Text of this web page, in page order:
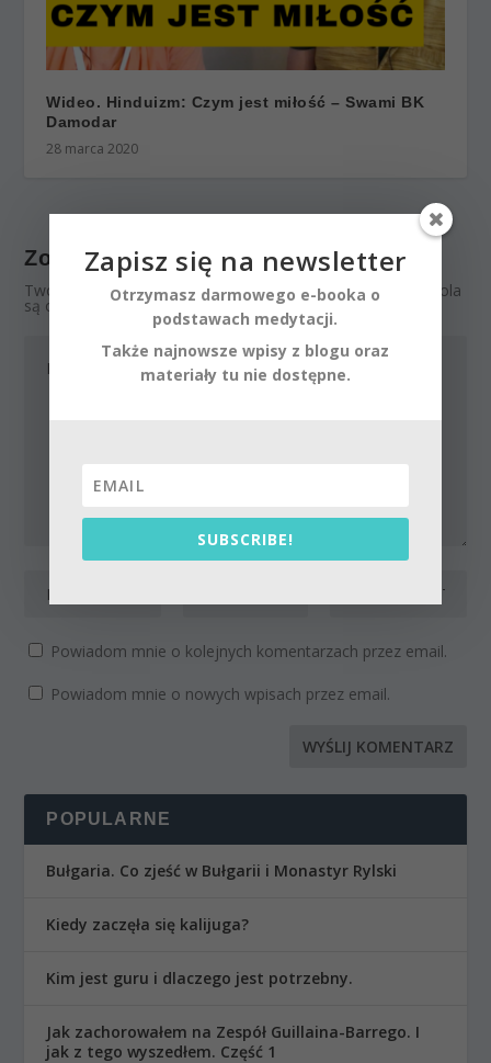
Wideo. Hinduizm: Czym jest miłość – Swami BK
Damodar
28 marca 2020
Zostaw odpowiedź
Twój adres email nie zostanie opublikowany. Wymagane pola
są oznaczone*
Powiadom mnie o kolejnych komentarzach przez email.
Powiadom mnie o nowych wpisach przez email.
POPULARNE
Bułgaria. Co zjeść w Bułgarii i Monastyr Rylski
Kiedy zaczęła się kalijuga?
Kim jest guru i dlaczego jest potrzebny.
Jak zachorowałem na Zespół Guillaina-Barrego. I
jak z tego wyszedłem. Część 1
Zapisz się na newsletter
Otrzymasz darmowego e-booka o
podstawach medytacji.
Także najnowsze wpisy z blogu oraz
materiały tu nie dostępne.
SUBSCRIBE!